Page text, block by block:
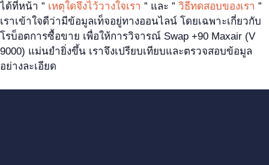
ได้ที่หน้า ” เหตุใดจึงไว้วางใจเรา ” และ ” วิธีทดสอบของเรา ”
เราเข้าใจดีว่ามีข้อมูลเท็จอยู่ทางออนไลน์ โดยเฉพาะเกี่ยวกับ
โรบ็อตการซื้อขาย เพื่อให้การวิจารณ์ Swap +90 Maxair (V
9000) แม่นยำยิ่งขึ้น เราจึงเปรียบเทียบและตรวจสอบข้อมูล
อย่างละเอียด